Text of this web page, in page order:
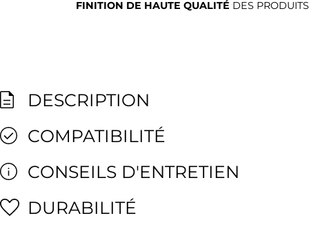
FINITION DE HAUTE QUALITÉ DES PRODUITS
DESCRIPTION
COMPATIBILITÉ
CONSEILS D'ENTRETIEN
DURABILITÉ